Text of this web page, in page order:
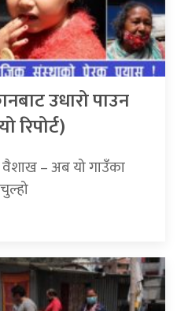
उधारो पाउन
रिपोर्ट)
वैशाख – अब यो गाउँका